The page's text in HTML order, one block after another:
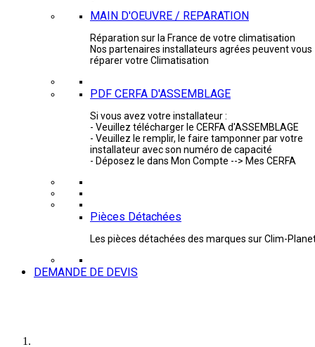
MAIN D'OEUVRE / REPARATION
Réparation sur la France de votre climatisation
Nos partenaires installateurs agrées peuvent vous
réparer votre Climatisation
PDF CERFA D'ASSEMBLAGE
Si vous avez votre installateur :
- Veuillez télécharger le CERFA d'ASSEMBLAGE
- Veuillez le remplir, le faire tamponner par votre
installateur avec son numéro de capacité
- Déposez le dans Mon Compte --> Mes CERFA
Pièces Détachées
Les pièces détachées des marques sur Clim-
DEMANDE DE DEVIS